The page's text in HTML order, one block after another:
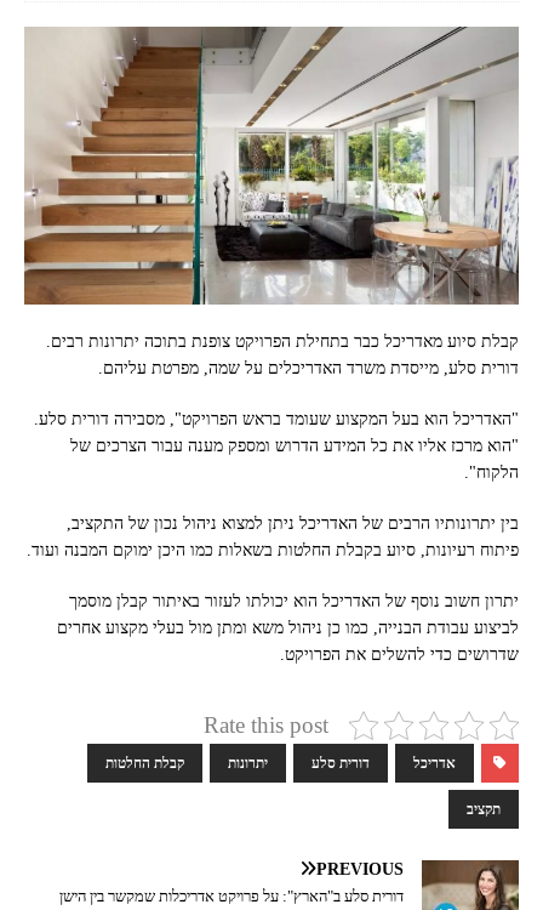
קבלת סיוע מאדריכל כבר בתחילת הפרויקט צופנת בתוכה יתרונות רבים.
דורית סלע, מייסדת משרד האדריכלים על שמה, מפרטת עליהם.
"האדריכל הוא בעל המקצוע שעומד בראש הפרויקט", מסבירה דורית סלע.
"הוא מרכז אליו את כל המידע הדרוש ומספק מענה עבור הצרכים של
הלקוח".
בין יתרונותיו הרבים של האדריכל ניתן למצוא ניהול נכון של התקציב,
פיתוח רעיונות, סיוע בקבלת החלטות בשאלות כמו היכן ימוקם המבנה ועוד.
יתרון חשוב נוסף של האדריכל הוא יכולתו לעזור באיתור קבלן מוסמך
לביצוע עבודת הבנייה, כמו כן ניהול משא ומתן מול בעלי מקצוע אחרים
שדרושים כדי להשלים את הפרויקט.
Rate this post
אדריכל דורית סלע יתרונות קבלת החלטות
תקציב
PREVIOUS
דורית סלע ב"הארץ": על פרויקט אדריכלות שמקשר בין הישן